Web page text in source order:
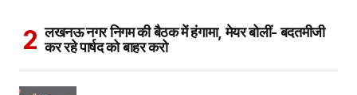
लखनऊ नगर निगम की बैठक में हंगामा, मेयर बोलीं- बदतमीजी
कर रहे पार्षद को बाहर करो